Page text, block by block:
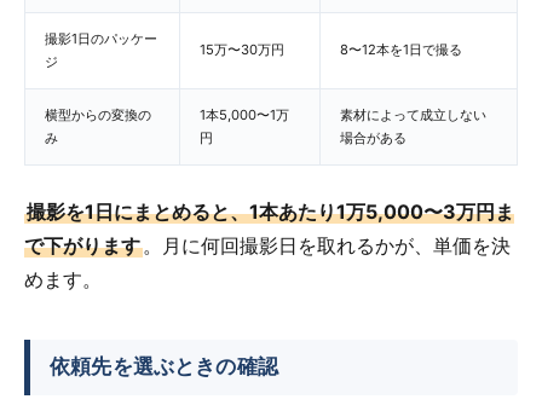
撮影1日のパッケー
ジ
15万〜30万円 8〜12本を1日で撮る
横型からの変換の
み
1本5,000〜1万
円
素材によって成立しない
場合がある
撮影を1日にまとめると、1本あたり1万5,000〜3万円ま
で下がります。月に何回撮影日を取れるかが、単価を決
めます。
依頼先を選ぶときの確認